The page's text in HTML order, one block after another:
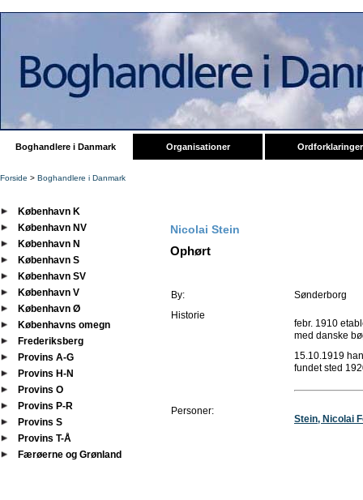
Boghandlere i Danmark Organisationer Ordforklaringer
Forside > Boghandlere i Danmark
København K
København NV
København N
København S
København SV
København V
København Ø
Københavns omegn
Frederiksberg
Provins A-G
Provins H-N
Provins O
Provins P-R
Provins S
Provins T-Å
Færøerne og Grønland
Nicolai Stein
Ophørt
By:
Sønderborg
Historie
febr. 1910
med danske
15.10.1919
fundet sted
Personer:
Stein, Nicolai